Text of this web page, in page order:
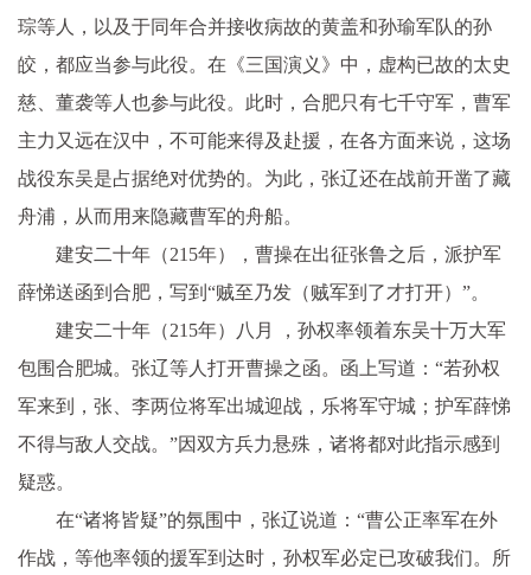
琮等人，以及于同年合并接收病故的黄盖和孙瑜军队的孙
皎，都应当参与此役。在《三国演义》中，虚构已故的太史
慈、董袭等人也参与此役。此时，合肥只有七千守军，曹军
主力又远在汉中，不可能来得及赴援，在各方面来说，这场
战役东吴是占据绝对优势的。为此，张辽还在战前开凿了藏
舟浦，从而用来隐藏曹军的舟船。
建安二十年（215年），曹操在出征张鲁之后，派护军
薛悌送函到合肥，写到“贼至乃发（贼军到了才打开）”。
建安二十年（215年）八月 ，孙权率领着东吴十万大军
包围合肥城。张辽等人打开曹操之函。函上写道：“若孙权
军来到，张、李两位将军出城迎战，乐将军守城；护军薛悌
不得与敌人交战。”因双方兵力悬殊，诸将都对此指示感到
疑惑。
在“诸将皆疑”的氛围中，张辽说道：“曹公正率军在外
作战，等他率领的援军到达时，孙权军必定已攻破我们。所